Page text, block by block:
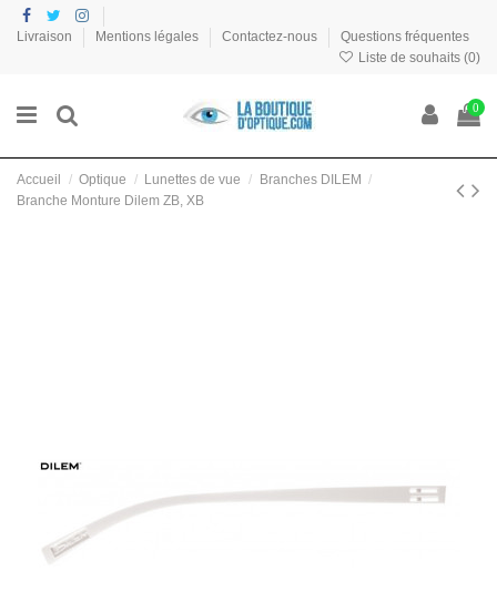
Livraison Mentions légales Contactez-nous
Questions fréquentes
Liste de souhaits (0)
0
Accueil Optique Lunettes de vue
Branches DILEM
Branche Monture Dilem ZB, XB